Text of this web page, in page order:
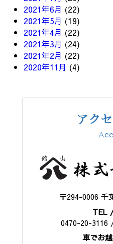
2021年6月 (22)
2021年5月 (19)
2021年4月 (22)
2021年3月 (24)
2021年2月 (22)
2020年11月 (4)
アク
〒294-0006 千
TEL
0470-20-3116
車でお